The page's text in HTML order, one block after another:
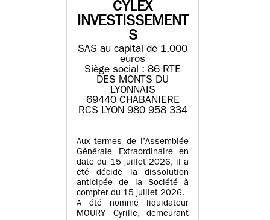
CYLEX
INVESTISSEMENT
S
SAS au capital de 1.000
euros
Siège social : 86 RTE
DES MONTS DU
LYONNAIS
69440 CHABANIERE
RCS LYON 980 958 334
Aux termes de l’Assemblée
Générale Extraordinaire en
date du 15 juillet 2026, il a
été décidé la dissolution
anticipée de la Société à
compter du 15 juillet 2026.
A été nommé liquidateur
MOURY Cyrille, demeurant